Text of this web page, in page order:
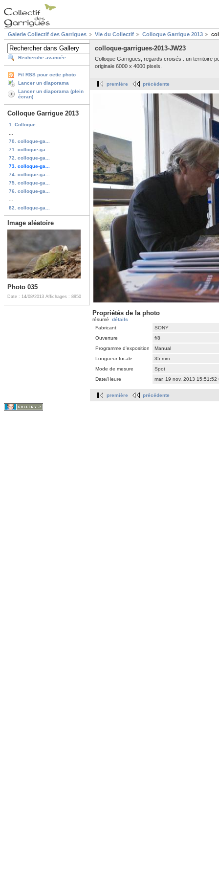
Galerie Collectif des Garrigues Vie du Collectif Colloque Garrigue 2013
Recherche avancée
Fil RSS pour cette photo
Lancer un diaporama
Lancer un diaporama (plein
écran)
Colloque Garrigue 2013
1. Colloque...
70. colloque-ga...
71. colloque-ga...
72. colloque-ga...
73. colloque-ga...
74. colloque-ga...
75. colloque-ga...
76. colloque-ga...
82. colloque-ga...
Image aléatoire
Photo 035
Date : 14/08/2013 Affichages : 8950
colloque-garrigues-2013-JW23
Colloque Garrigues, regards croisés : un territoire
originale 6000 x 4000 pixels.
première précédente
Propriétés de la photo
résumé détails
Fabricant
SONY
Ouverture
f/8
Programme d'exposition
Manual
Longueur focale
35 mm
Mode de mesure
Spot
Date/Heure
mar. 19 nov. 2013 15:51:52
première précédente